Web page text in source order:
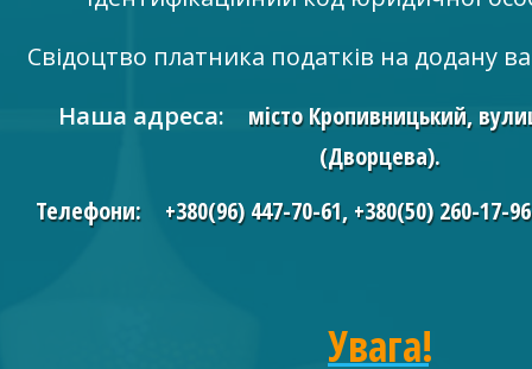
Наша адреса: місто Кропивницький,
(Дворцева).
Телефони: +380(96) 447-70-61, +380(50) 260-17-
Увага!
Свідоцтво платника податків на додану